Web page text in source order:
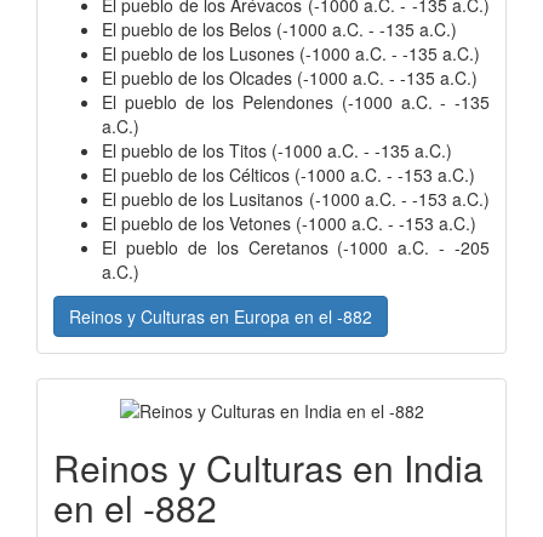
El pueblo de los Arévacos (-1000 a.C. - -135 a.C.)
El pueblo de los Belos (-1000 a.C. - -135 a.C.)
El pueblo de los Lusones (-1000 a.C. - -135 a.C.)
El pueblo de los Olcades (-1000 a.C. - -135 a.C.)
El pueblo de los Pelendones (-1000 a.C. - -135
a.C.)
El pueblo de los Titos (-1000 a.C. - -135 a.C.)
El pueblo de los Célticos (-1000 a.C. - -153 a.C.)
El pueblo de los Lusitanos (-1000 a.C. - -153 a.C.)
El pueblo de los Vetones (-1000 a.C. - -153 a.C.)
El pueblo de los Ceretanos (-1000 a.C. - -205
a.C.)
Reinos y Culturas en Europa en el -882
Reinos y Culturas en India
en el -882